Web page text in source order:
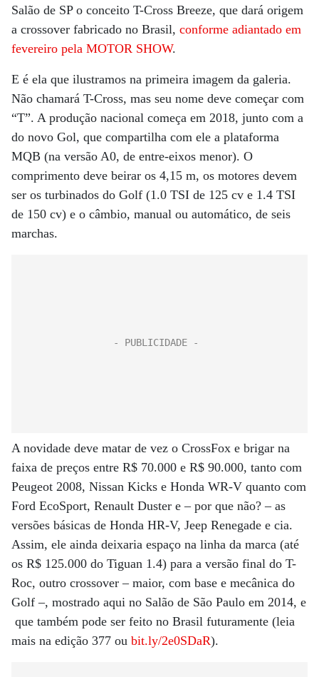
Salão de SP o conceito T-Cross Breeze, que dará origem
a crossover fabricado no Brasil, conforme adiantado em
fevereiro pela MOTOR SHOW.
E é ela que ilustramos na primeira imagem da galeria.
Não chamará T-Cross, mas seu nome deve começar com
“T”. A produção nacional começa em 2018, junto com a
do novo Gol, que compartilha com ele a plataforma
MQB (na versão A0, de entre-eixos menor). O
comprimento deve beirar os 4,15 m, os motores devem
ser os turbinados do Golf (1.0 TSI de 125 cv e 1.4 TSI
de 150 cv) e o câmbio, manual ou automático, de seis
marchas.
A novidade deve matar de vez o CrossFox e brigar na
faixa de preços entre R$ 70.000 e R$ 90.000, tanto com
Peugeot 2008, Nissan Kicks e Honda WR-V quanto com
Ford EcoSport, Renault Duster e – por que não? – as
versões básicas de Honda HR-V, Jeep Renegade e cia.
Assim, ele ainda deixaria espaço na linha da marca (até
os R$ 125.000 do Tiguan 1.4) para a versão final do T-
Roc, outro crossover – maior, com base e mecânica do
Golf –, mostrado aqui no Salão de São Paulo em 2014, e
que também pode ser feito no Brasil futuramente (leia
mais na edição 377 ou bit.ly/2e0SDaR).